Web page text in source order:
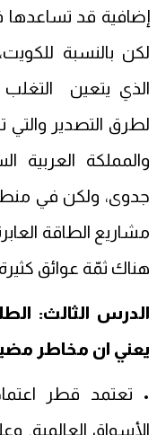
إضافية قد تساعدها
لكن بالنسبة
الذي يتعين التغلب
لطرق التصدير
والمملكة العربية
جدوى، ولكن في
مشاريع الطاقة
هناك ثمّة عوائق
الدرس الثالث:
يعني ان مخاطر
• تعتمد قطر
الأسواق